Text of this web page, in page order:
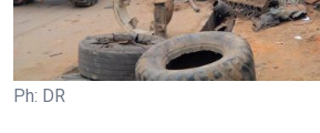
Ph: DR